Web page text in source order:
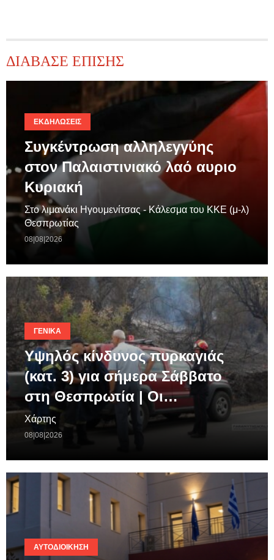
ΔΙΑΒΑΣΕ ΕΠΙΣΗΣ
ΕΚΔΗΛΏΣΕΙΣ
Συγκέντρωση αλληλεγγύης
στον Παλαιστινιακό λαό αυριο
Κυριακή
Στο λιμανάκι Ηγουμενίτσας - Κάλεσμα του ΚΚΕ (μ-λ)
Θεσπρωτίας
08|08|2026
ΓΕΝΙΚΆ
Υψηλός κίνδυνος πυρκαγιάς
(κατ. 3) για σήμερα Σάββατο
στη Θεσπρωτία | Οι…
Χάρτης
08|08|2026
ΑΥΤΟΔΙΟΊΚΗΣΗ